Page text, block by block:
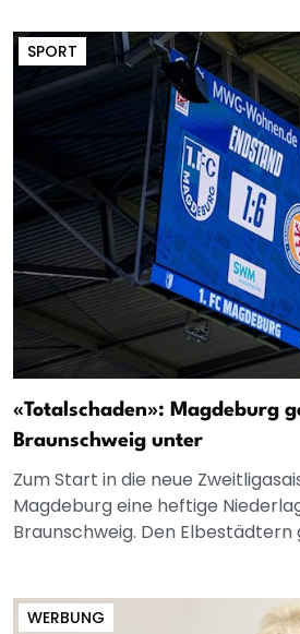
SPORT
«Totalschaden»: Magdeburg
Braunschweig unter
Zum Start in die neue
Magdeburg eine heftige
Braunschweig. Den Elbestädtern
WERBUNG